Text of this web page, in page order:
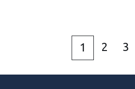
1 2 3